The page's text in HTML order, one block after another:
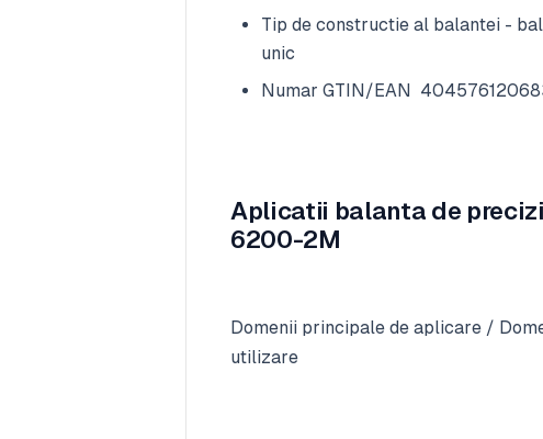
Tip de constructie al balantei -
unic
Numar GTIN/EAN
Aplicatii balanta de
6200-2M
Domenii principale de aplicare /
utilizare